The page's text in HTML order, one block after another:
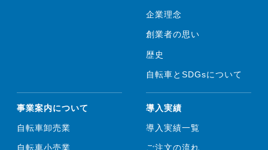
企業理念
創業者の思い
歴史
自転車とSDGsについて
事業案内について
自転車卸売業
自転車小売業
導入実績
導入実績一覧
ご注文の流れ